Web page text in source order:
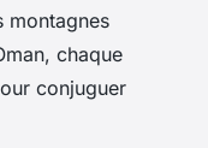
montagnes
chaque
conjuguer